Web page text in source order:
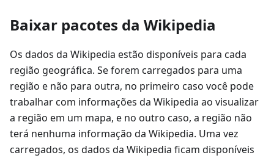
Baixar pacotes da Wikipedia
Os dados da Wikipedia estão disponíveis para cada
região geográfica. Se forem carregados para uma
região e não para outra, no primeiro caso você pode
trabalhar com informações da Wikipedia ao visualizar
a região em um mapa, e no outro caso, a região não
terá nenhuma informação da Wikipedia. Uma vez
carregados, os dados da Wikipedia ficam disponíveis